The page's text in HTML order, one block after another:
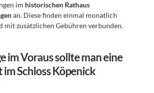
im historischen Rathaus
an. Diese finden einmal monatlich
mit zusätzlichen Gebühren verbunden.
im Voraus sollte man eine
Schloss Köpenick